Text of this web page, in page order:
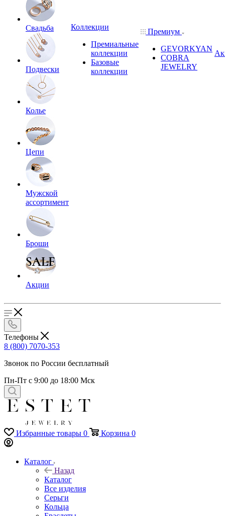
Свадьба
Подвески
Колье
Цепи
Мужской
ассортимент
Броши
Акции
Коллекции
Премиальные
коллекции
Базовые
коллекции
Премиум
GEVORKYAN
COBRA
JEWELRY
Телефоны
8 (800) 7070-353
Звонок по России бесплатный
Пн-Пт с 9:00 до 18:00 Мск
Избранные товары 0 Корзина 0
Каталог
Назад
Каталог
Все изделия
Серьги
Кольца